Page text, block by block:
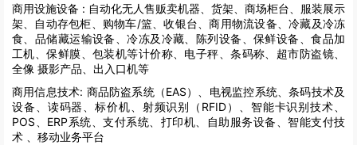
商用设施设备 : 自动化无人售贩卖机器、货架、商场柜台、服装展示
架、自动存包柜、购物车/篮、收银台、商用物流设备、冷藏及冷冻
食、品储藏运输设备、冷冻及冷藏、陈列设备、保鲜设备、食品加
工机、保鲜膜、包装机等计价称、电子秤、条码称、超市防盗镜、
全像 摄影产品、出入口机等
商用信息技术: 商品防盗系统（EAS）、电视监控系统、条码技术及
设备、读码器、标价机、射频识别（RFID）、智能卡识别技术、
POS、ERP系统、支付系统、打印机、自助服务设备、智能支付技
术 、移动业务平台